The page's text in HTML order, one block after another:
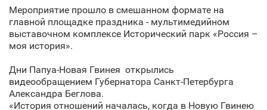
Мероприятие прошло в смешанном формате на
главной площадке праздника - мультимедийном
выставочном комплексе Исторический парк «Россия –
моя история».
Дни Папуа-Новая Гвинея открылись
видеообращением Губернатора Санкт‑Петербурга
Александра Беглова.
«История отношений началась, когда в Новую Гвинею